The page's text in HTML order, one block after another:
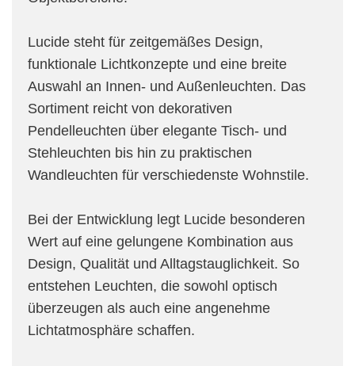
Lucide steht für zeitgemäßes Design,
funktionale Lichtkonzepte und eine breite
Auswahl an Innen- und Außenleuchten. Das
Sortiment reicht von dekorativen
Pendelleuchten über elegante Tisch- und
Stehleuchten bis hin zu praktischen
Wandleuchten für verschiedenste Wohnstile.
Bei der Entwicklung legt Lucide besonderen
Wert auf eine gelungene Kombination aus
Design, Qualität und Alltagstauglichkeit. So
entstehen Leuchten, die sowohl optisch
überzeugen als auch eine angenehme
Lichtatmosphäre schaffen.